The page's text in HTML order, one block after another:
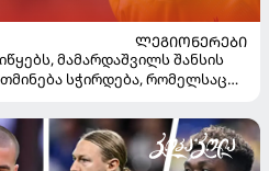
ᲚᲔᲒᲘᲝᲜᲔᲠᲔᲑᲘ
მამარდაშვილს შანსის
სჭირდება, რომელსაც